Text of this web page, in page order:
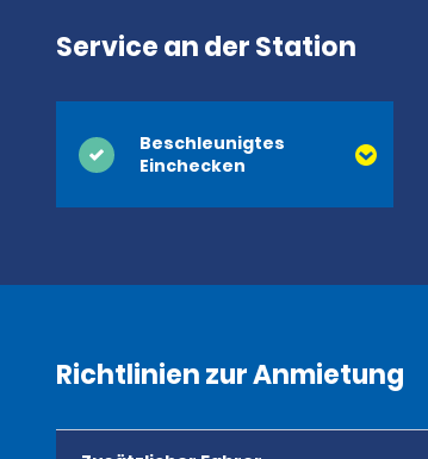
Service an der Station
Beschleunigtes
Einchecken
Richtlinien zur Anmietung